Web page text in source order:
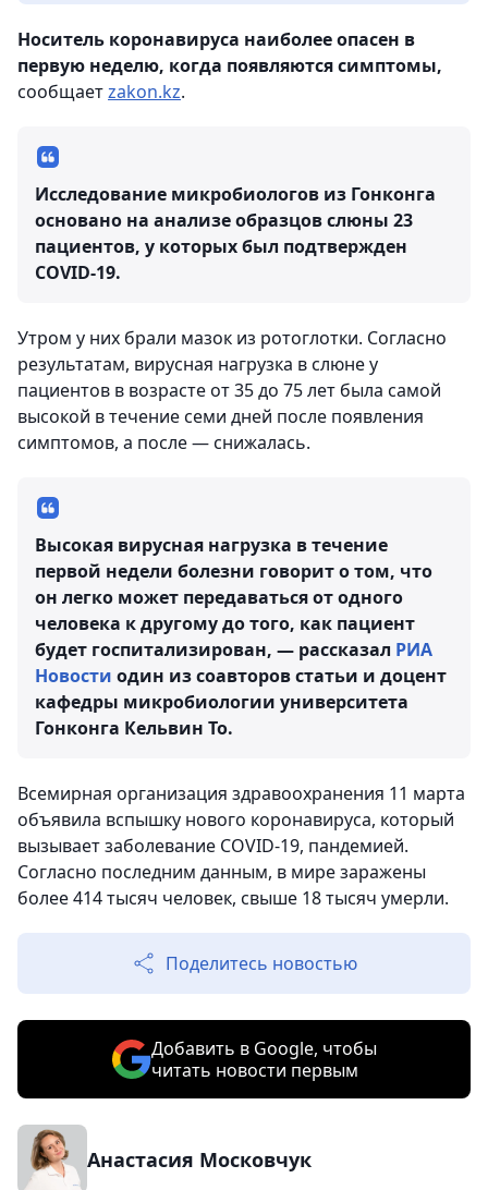
Носитель коронавируса наиболее опасен в
первую неделю, когда появляются симптомы,
сообщаетzakon.kz.
Исследование микробиологов из Гонконга
основано на анализе образцов слюны 23
пациентов, у которых был подтвержден
COVID-19.
Утром у них брали мазок из ротоглотки. Согласно
результатам, вирусная нагрузка в слюне у
пациентов в возрасте от 35 до 75 лет была самой
высокой в течение семи дней после появления
симптомов, а после — снижалась.
Высокая вирусная нагрузка в течение
первой недели болезни говорит о том, что
он легко может передаваться от одного
человека к другому до того, как пациент
будет госпитализирован, — рассказал РИА
Новости один из соавторов статьи и доцент
кафедры микробиологии университета
Гонконга Кельвин То.
Всемирная организация здравоохранения 11 марта
объявила вспышку нового коронавируса, который
вызывает заболевание COVID-19, пандемией.
Согласно последним данным, в мире заражены
более 414 тысяч человек, свыше 18 тысяч умерли.
Поделитесь новостью
Добавить в Google, чтобы
читать новости первым
Анастасия Московчук